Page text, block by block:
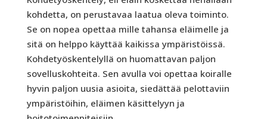
kohdetta, on perustavaa laatua oleva toiminto.
Se on nopea opettaa mille tahansa eläimelle ja
sitä on helppo käyttää kaikissa ympäristöissä.
Kohdetyöskentelyllä on huomattavan paljon
sovelluskohteita. Sen avulla voi opettaa koiralle
hyvin paljon uusia asioita, siedättää pelottaviin
ympäristöihin, eläimen käsittelyyn ja